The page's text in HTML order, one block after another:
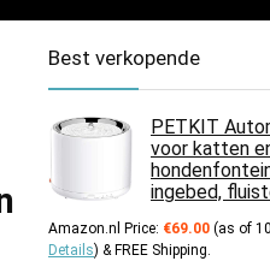
Best verkopende
PETKIT
voor katten
ingebed,
Amazon.nl Price: €69.00 (as of
Details) & FREE Shipping.